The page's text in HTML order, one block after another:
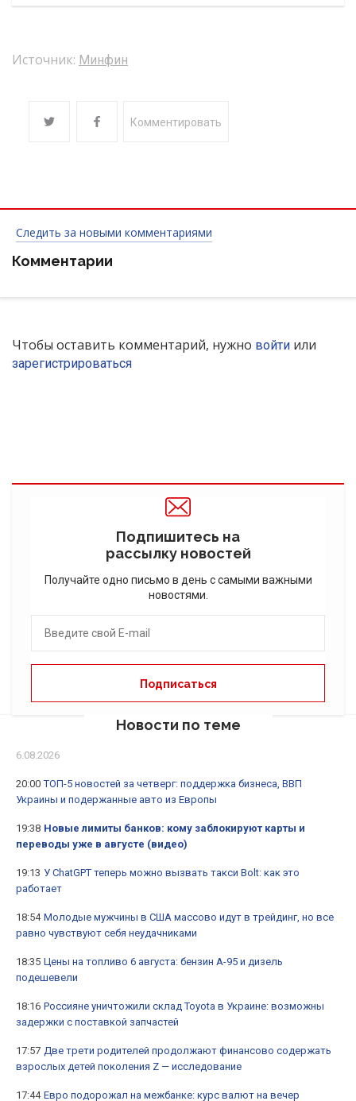
Источник: Минфин
Комментировать
Следить за новыми комментариями
Комментарии
Чтобы оставить комментарий, нужно войти или
зарегистрироваться
Подпишитесь на
рассылку новостей
Получайте одно письмо в день с самыми важными
новостями.
Новости по теме
6.08.2026
20:00 ТОП-5 новостей за четверг: поддержка бизнеса, ВВП
Украины и подержанные авто из Европы
19:38 Новые лимиты банков: кому заблокируют карты и
переводы уже в августе (видео)
19:13 У ChatGPT теперь можно вызвать такси Bolt: как это
работает
18:54 Молодые мужчины в США массово идут в трейдинг, но все
равно чувствуют себя неудачниками
18:35 Цены на топливо 6 августа: бензин А-95 и дизель
подешевели
18:16 Россияне уничтожили склад Toyota в Украине: возможны
задержки с поставкой запчастей
17:57 Две трети родителей продолжают финансово содержать
взрослых детей поколения Z — исследование
17:44 Евро подорожал на межбанке: курс валют на вечер